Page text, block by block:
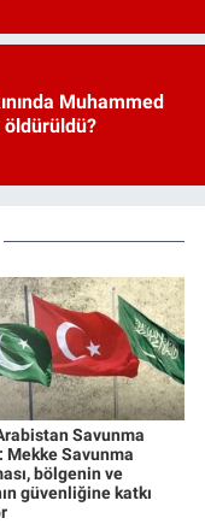
Muhammed
öldürüldü?
Savunma
Mekke Savunma
bölgenin ve
güvenliğine katkı